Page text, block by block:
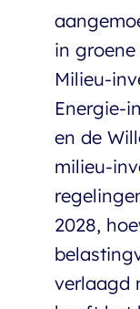
in
Milieu-
Energie-
en de
milieu-
2028,
verlaagd